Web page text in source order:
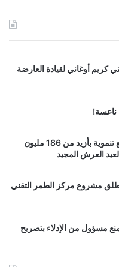
كريم أوغاني لقيادة العارضة
ناعسة!
عامل إقليم صفرو يطلق ويدشن مشاريع تنموية بأزيد من 186 مليون
العرش المجيد
يطلق مشروع مركز الطمر التقني
مسؤول من الإدلاء بتصريح